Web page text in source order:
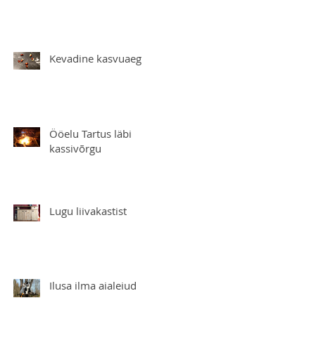
Kevadine kasvuaeg
Ööelu Tartus läbi
kassivõrgu
Lugu liivakastist
Ilusa ilma aialeiud